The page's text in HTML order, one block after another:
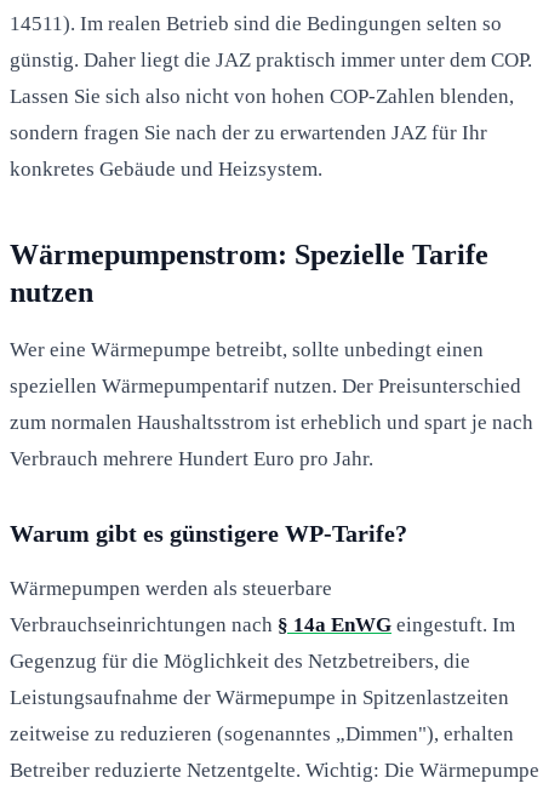
14511). Im realen Betrieb sind die Bedingungen selten so
günstig. Daher liegt die JAZ praktisch immer unter dem COP.
Lassen Sie sich also nicht von hohen COP-Zahlen blenden,
sondern fragen Sie nach der zu erwartenden JAZ für Ihr
konkretes Gebäude und Heizsystem.
Wärmepumpenstrom: Spezielle Tarife
nutzen
Wer eine Wärmepumpe betreibt, sollte unbedingt einen
speziellen Wärmepumpentarif nutzen. Der Preisunterschied
zum normalen Haushaltsstrom ist erheblich und spart je nach
Verbrauch mehrere Hundert Euro pro Jahr.
Warum gibt es günstigere WP-Tarife?
Wärmepumpen werden als steuerbare
Verbrauchseinrichtungen nach § 14a EnWG eingestuft. Im
Gegenzug für die Möglichkeit des Netzbetreibers, die
Leistungsaufnahme der Wärmepumpe in Spitzenlastzeiten
zeitweise zu reduzieren (sogenanntes „Dimmen"), erhalten
Betreiber reduzierte Netzentgelte. Wichtig: Die Wärmepumpe